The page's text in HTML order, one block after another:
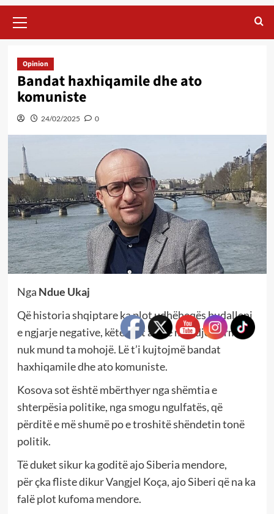
Menu
Opinion
Bandat haxhiqamile dhe ato
komuniste
24/02/2025 0
Nga Ndue Ukaj
Që historia shqiptare ka plot udhëheqës budallenj
e ngjarje negative, këtë fakt asnjë mendje normale
nuk mund ta mohojë. Lë t’i kujtojmë bandat
haxhiqamile dhe ato komuniste.
Kosova sot është mbërthyer nga shëmtia e
shterpësia politike, nga smogu ngulfatës, që
përditë e më shumë po e troshitë shëndetin tonë
politik.
Të duket sikur ka goditë ajo Siberia mendore,
për çka fliste dikur Vangjel Koça, ajo Siberi që na ka
falë plot kufoma mendore.